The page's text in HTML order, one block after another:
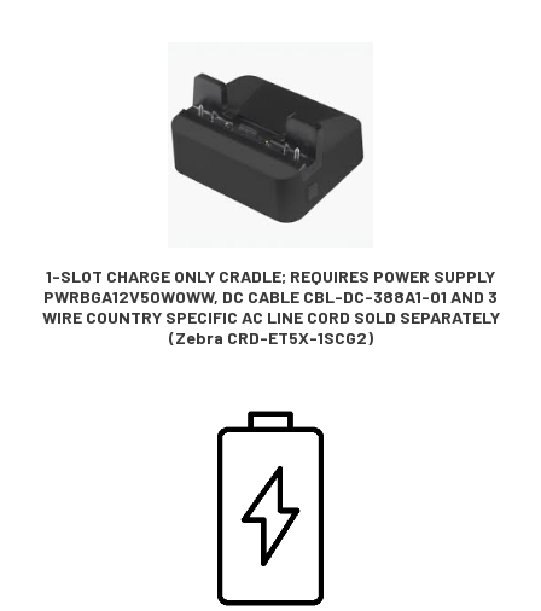
1-SLOT CHARGE ONLY CRADLE; REQUIRES POWER SUPPLY
PWRBGA12V50W0WW, DC CABLE CBL-DC-388A1-01 AND 3
WIRE COUNTRY SPECIFIC AC LINE CORD SOLD SEPARATELY
(Zebra CRD-ET5X-1SCG2)